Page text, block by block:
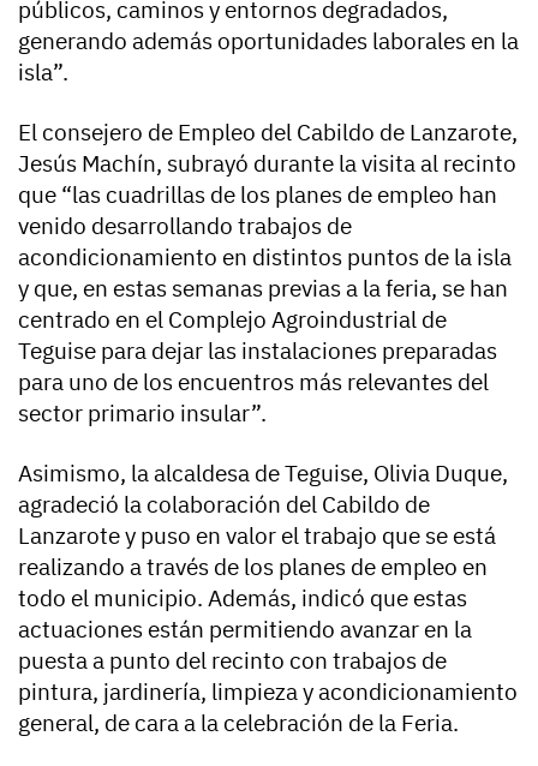
públicos, caminos y entornos degradados,
generando además oportunidades laborales en la
isla”.
El consejero de Empleo del Cabildo de Lanzarote,
Jesús Machín, subrayó durante la visita al recinto
que “las cuadrillas de los planes de empleo han
venido desarrollando trabajos de
acondicionamiento en distintos puntos de la isla
y que, en estas semanas previas a la feria, se han
centrado en el Complejo Agroindustrial de
Teguise para dejar las instalaciones preparadas
para uno de los encuentros más relevantes del
sector primario insular”.
Asimismo, la alcaldesa de Teguise, Olivia Duque,
agradeció la colaboración del Cabildo de
Lanzarote y puso en valor el trabajo que se está
realizando a través de los planes de empleo en
todo el municipio. Además, indicó que estas
actuaciones están permitiendo avanzar en la
puesta a punto del recinto con trabajos de
pintura, jardinería, limpieza y acondicionamiento
general, de cara a la celebración de la Feria.